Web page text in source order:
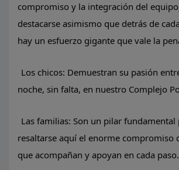
compromiso y la integración del
destacarse asimismo que detrás de
hay un esfuerzo gigante que vale la
Los chicos: Demuestran su pasión
noche, sin falta, en nuestro Complejo
​Las familias: Son un pilar
resaltarse aquí el enorme compromiso
que acompañan y apoyan en cada paso.